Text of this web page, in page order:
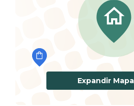
Expandir Mapa